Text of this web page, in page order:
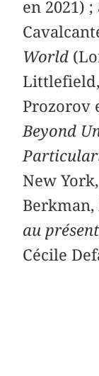
en 2021)
World
Littlefield,
Prozorov
Beyond
New
Berkman,
au présent
Cécile